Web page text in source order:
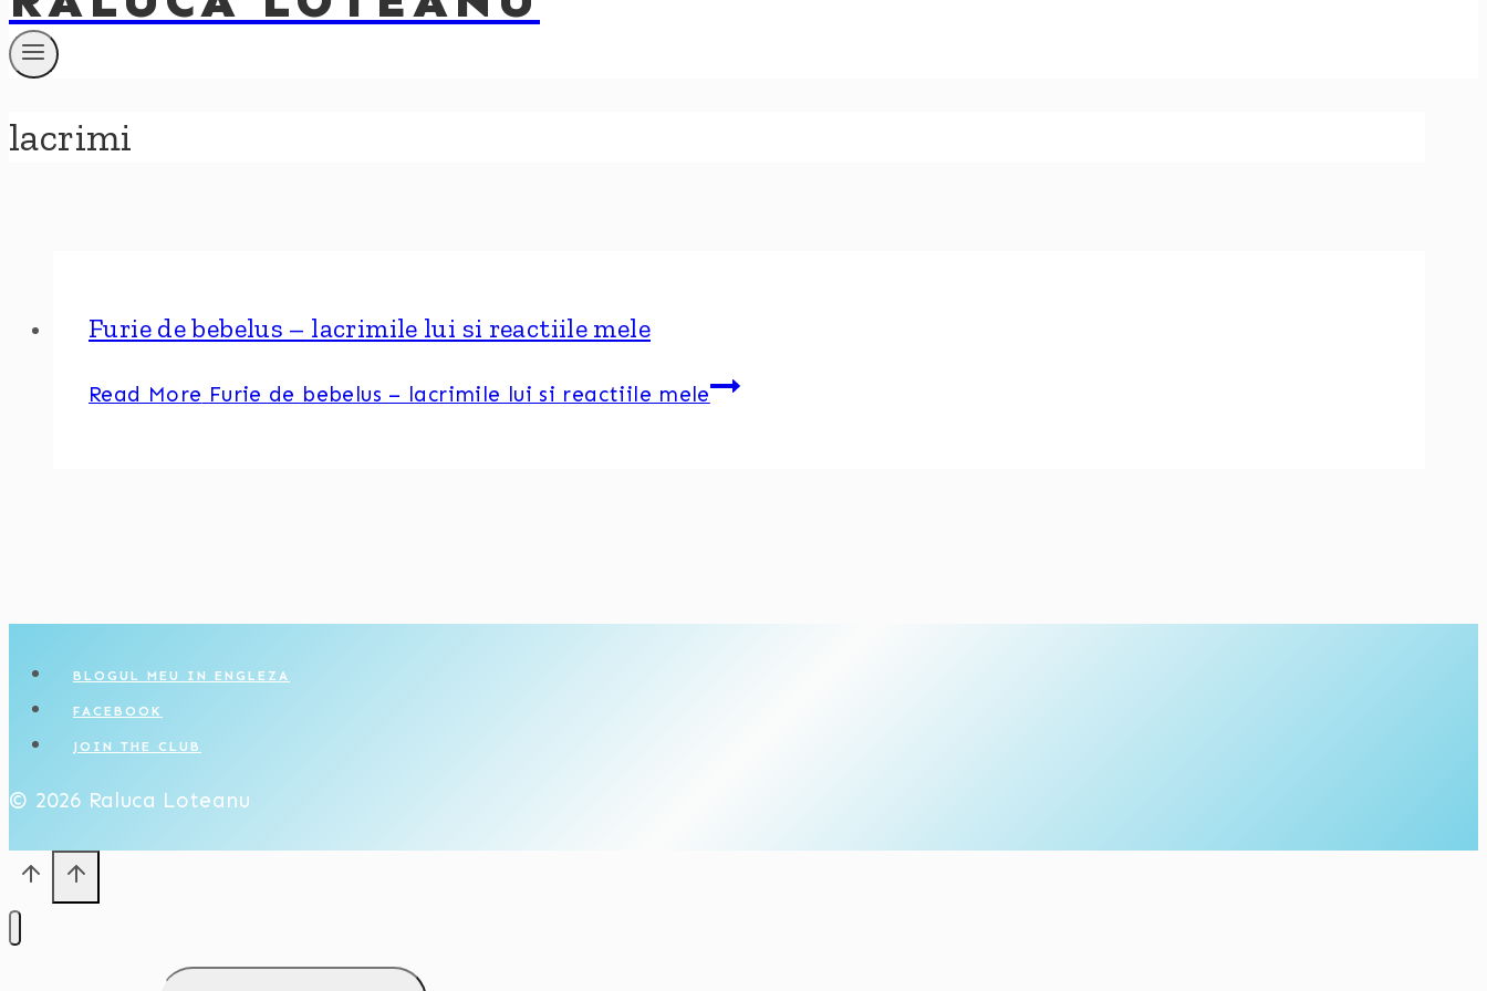
lacrimi
Furie de bebelus – lacrimile lui si reactiile mele
Read More Furie de bebelus – lacrimile lui si reactiile mele
BLOGUL MEU IN ENGLEZA
FACEBOOK
JOIN THE CLUB
© 2026 Raluca Loteanu